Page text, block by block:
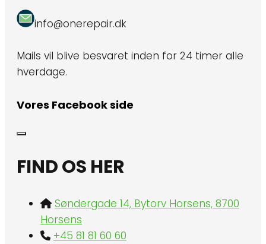
info@onerepair.dk
Mails vil blive besvaret inden for 24 timer alle
hverdage.
Vores Facebook side
FIND OS HER
Søndergade 14, Bytorv Horsens, 8700
Horsens
+45 81 81 60 60